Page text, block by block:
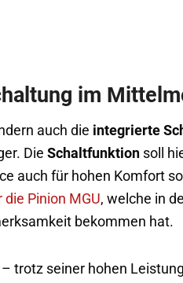
im
auch die integrierte
Die Schaltfunktion soll
auch für hohen Komfort
Pinion MGU, welche in
bekommen hat.
trotz seiner hohen